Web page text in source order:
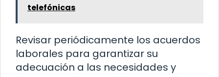
telefónicas
Revisar periódicamente los acuerdos
laborales para garantizar su
adecuación a las necesidades y